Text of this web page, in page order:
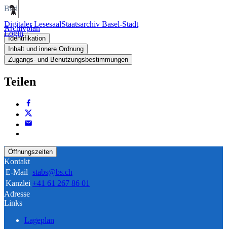
Digitaler LesesaalStaatsarchiv Basel-Stadt
Login
Bild
Archivplan
Identifikation
Inhalt und innere Ordnung
Zugangs- und Benutzungsbestimmungen
Teilen
Öffnungszeiten
Kontakt
E-Mail stabs@bs.ch
Kanzlei +41 61 267 86 01
Adresse
Links
Lageplan